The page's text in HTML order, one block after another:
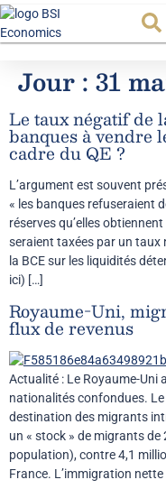
Jour : 31
Le taux négatif de
banques à vendre
cadre du QE ?
L’argument est souvent
« les banques refuseraient
réserves qu’elles
seraient taxées par un taux
la BCE sur les liquidités
ici) […]
Royaume-Uni,
flux de revenus
Actualité : Le Royaume-Uni
nationalités confondues.
destination des migrants
un « stock » de migrants de
population), contre 4,1
France. L’immigration